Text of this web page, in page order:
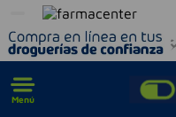
Menú